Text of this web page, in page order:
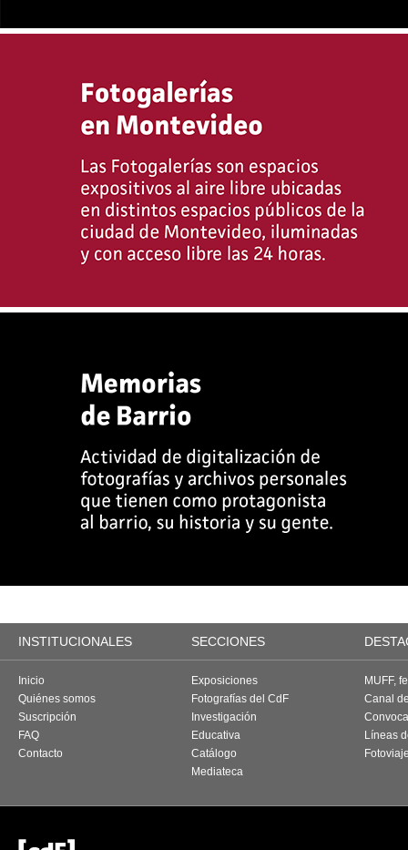
INSTITUCIONALES SECCIONES
Inicio
Quiénes somos
Suscripción
FAQ
Contacto
Exposiciones
Fotografías del CdF
Investigación
Educativa
Catálogo
Mediateca
MUFF,
Canal
Líneas